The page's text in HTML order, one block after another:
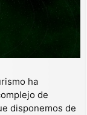
ha
de
disponemos de